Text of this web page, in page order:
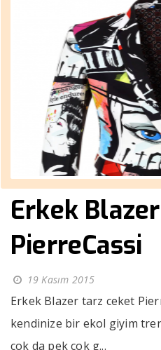
Erkek
PierreCassi
19 Kasım 2015
Erkek Blazer tarz ceket
kendinize bir ekol giyim
çok da pek çok g...